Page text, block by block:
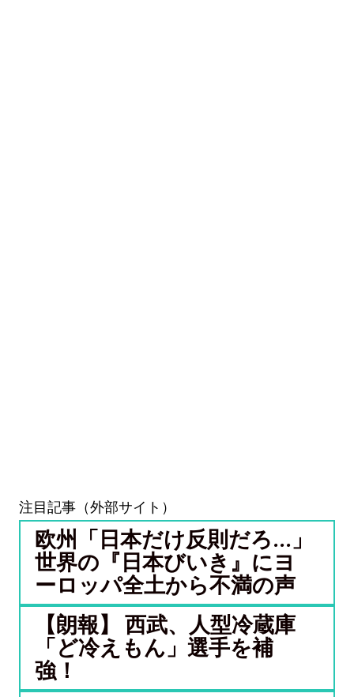
注目記事（外部サイト）
欧州「日本だけ反則だろ…」
世界の『日本びいき』にヨ
ーロッパ全土から不満の声
【朗報】 西武、人型冷蔵庫
「ど冷えもん」選手を補
強！